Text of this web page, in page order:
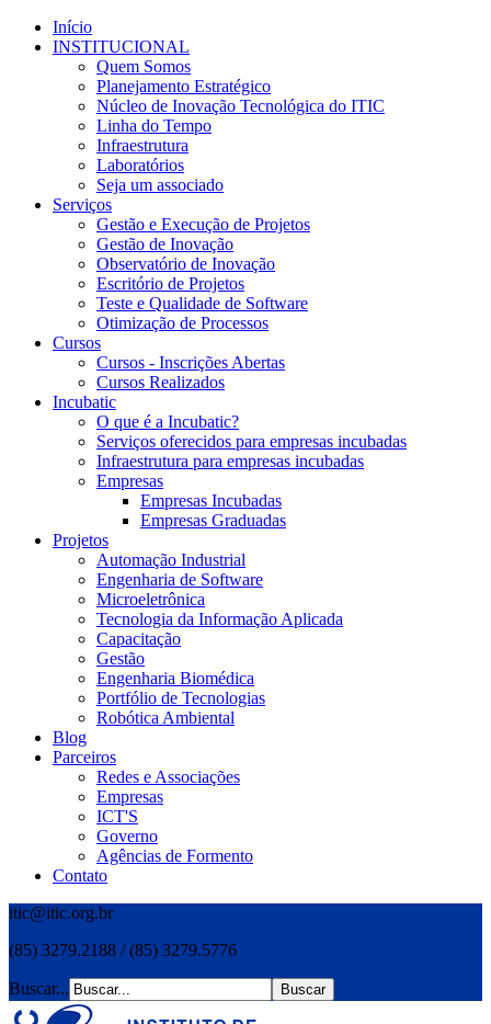
Início
INSTITUCIONAL
Quem Somos
Planejamento Estratégico
Núcleo de Inovação Tecnológica do ITIC
Linha do Tempo
Infraestrutura
Laboratórios
Seja um associado
Serviços
Gestão e Execução de Projetos
Gestão de Inovação
Observatório de Inovação
Escritório de Projetos
Teste e Qualidade de Software
Otimização de Processos
Cursos
Cursos - Inscrições Abertas
Cursos Realizados
Incubatic
O que é a Incubatic?
Serviços oferecidos para empresas incubadas
Infraestrutura para empresas incubadas
Empresas
Empresas Incubadas
Empresas Graduadas
Projetos
Automação Industrial
Engenharia de Software
Microeletrônica
Tecnologia da Informação Aplicada
Capacitação
Gestão
Engenharia Biomédica
Portfólio de Tecnologias
Robótica Ambiental
Blog
Parceiros
Redes e Associações
Empresas
ICT'S
Governo
Agências de Formento
Contato
itic@itic.org.br
(85) 3279.2188 / (85) 3279.5776
Buscar...